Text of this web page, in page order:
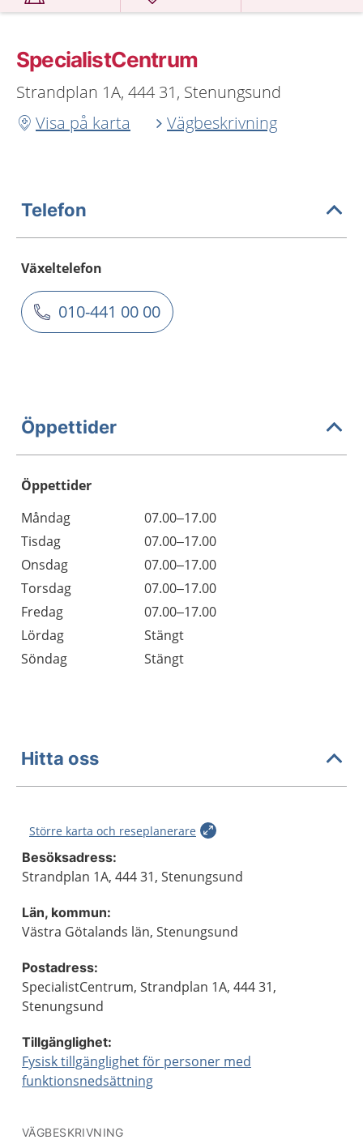
SpecialistCentrum
Strandplan 1A, 444 31, Stenungsund
Visa på karta
Vägbeskrivning
Telefon
Växeltelefon
010-441 00 00
Öppettider
Öppettider
Dag
Öppettider
Kommentarer
Måndag
07.00–17.00
Tisdag
07.00–17.00
Onsdag
07.00–17.00
Torsdag
07.00–17.00
Fredag
07.00–17.00
Lördag
Stängt
Söndag
Stängt
Hitta oss
Större karta och reseplanerare
Besöksadress:
Strandplan 1A, 444 31, Stenungsund
Län, kommun:
Västra Götalands län, Stenungsund
Postadress:
SpecialistCentrum, Strandplan 1A, 444 31,
Stenungsund
Tillgänglighet:
Fysisk tillgänglighet för personer med
funktionsnedsättning
VÄGBESKRIVNING